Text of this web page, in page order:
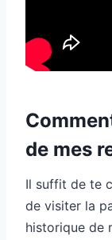
de mes
Il suffit de te
de visiter la
historique de